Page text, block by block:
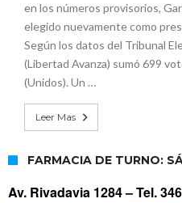
en los números provisorios,
elegido nuevamente como
Según los datos del Tribunal
(Libertad Avanza) sumó 699
(Unidos). Un …
Leer Mas
FARMACIA DE TURNO:
Av. Rivadavia 1284 –Tel.